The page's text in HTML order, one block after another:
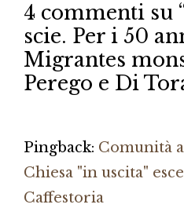
4 commenti su
scie. Per i 50
Migrantes
Perego e Di
Pingback: Comunità
Chiesa "in uscita"
Caffestoria